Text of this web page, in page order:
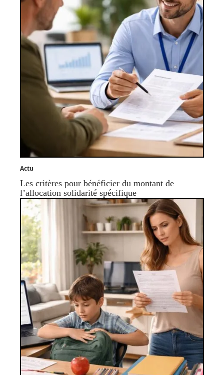
Actu
Les critères pour bénéficier du montant de
l’allocation solidarité spécifique